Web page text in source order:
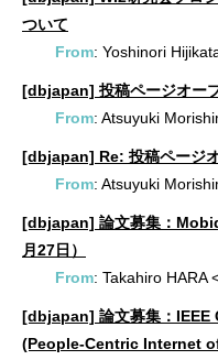
ついて
From: Yoshinori
[dbjapan] 投稿ページオー
From: Atsuyuki
[dbjapan] Re: 投稿ページ
From: Atsuyuki
[dbjapan] 論文募集：
月27日）
From: Takahiro HARA
[dbjapan] 論文募集：
(People-Centric Internet